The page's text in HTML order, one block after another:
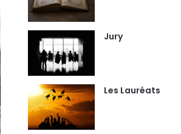
Jury
Les Lauréats